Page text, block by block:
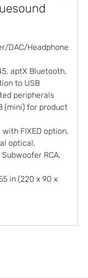
DAC/Headphone
aptX Bluetooth,
to USB
peripherals
(mini) for product
FIXED option,
optical,
RCA,
in (220 x 90 x